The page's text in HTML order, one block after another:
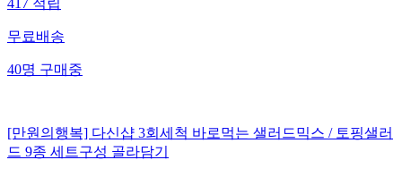
417적립
무료배송
40명구매중
[만원의행복] 다신샵 3회세척 바로먹는 샐러드믹스 / 토핑샐러
드 9종 세트구성 골라담기